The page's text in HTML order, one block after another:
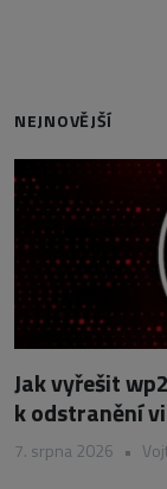
NEJNOVĚJŠÍ
Jak vyřešit
k odstranění
7. srpna 2026 •